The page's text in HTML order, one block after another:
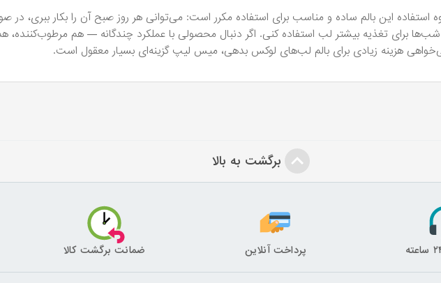
استفاده این بالم ساده و مناسب برای استفاده مکرر است: می‌توانی هر روز صبح آن را بکار ببری، در
برای تغذیه بیشتر لب استفاده کنی. اگر دنبال محصولی با عملکرد چندگانه — هم
هزینه زیادی برای بالم لب‌های لوکس بدهی، میس لیپ گزینه‌ای بسیار معقول است.
برگشت به بالا
پرداخت آنلاین ضمانت برگشت کالا